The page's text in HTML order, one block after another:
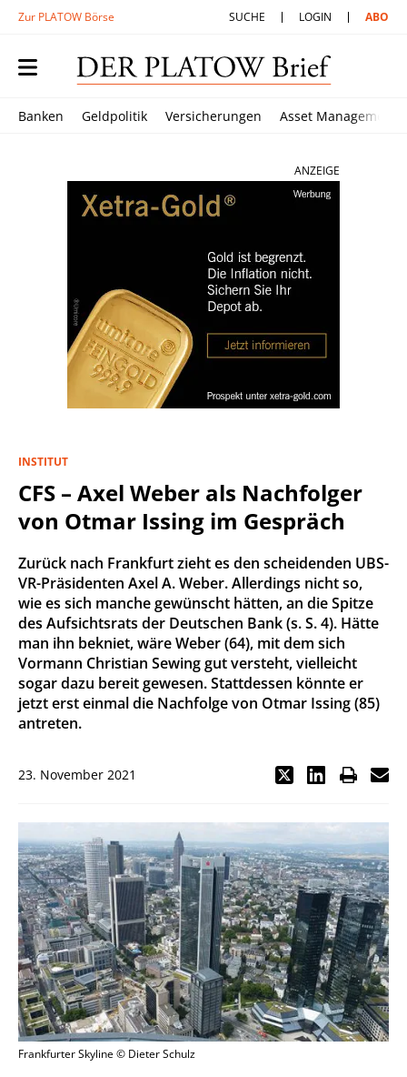
Zur PLATOW Börse SUCHE LOGIN ABO
Banken Geldpolitik Versicherungen Asset Management
ANZEIGE
INSTITUT
CFS – Axel Weber als Nachfolger
von Otmar Issing im Gespräch
Zurück nach Frankfurt zieht es den scheidenden UBS-
VR-Präsidenten Axel A. Weber. Allerdings nicht so,
wie es sich manche gewünscht hätten, an die Spitze
des Aufsichtsrats der Deutschen Bank (s. S. 4). Hätte
man ihn bekniet, wäre Weber (64), mit dem sich
Vormann Christian Sewing gut versteht, vielleicht
sogar dazu bereit gewesen. Stattdessen könnte er
jetzt erst einmal die Nachfolge von Otmar Issing (85)
antreten.
23. November 2021
Frankfurter Skyline © Dieter Schulz